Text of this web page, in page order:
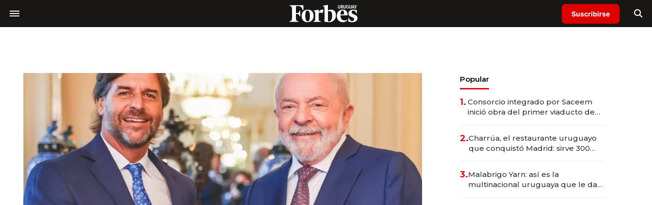
Suscribirse
Popular
1. Consorcio integrado por Saceem
inició obra del primer viaducto de
millones
2.Charrúa, el restaurante uruguayo
que conquistó Madrid: sirve 300
prepara apertura
3.Malabrigo Yarn: así es la
multinacional uruguaya que le da